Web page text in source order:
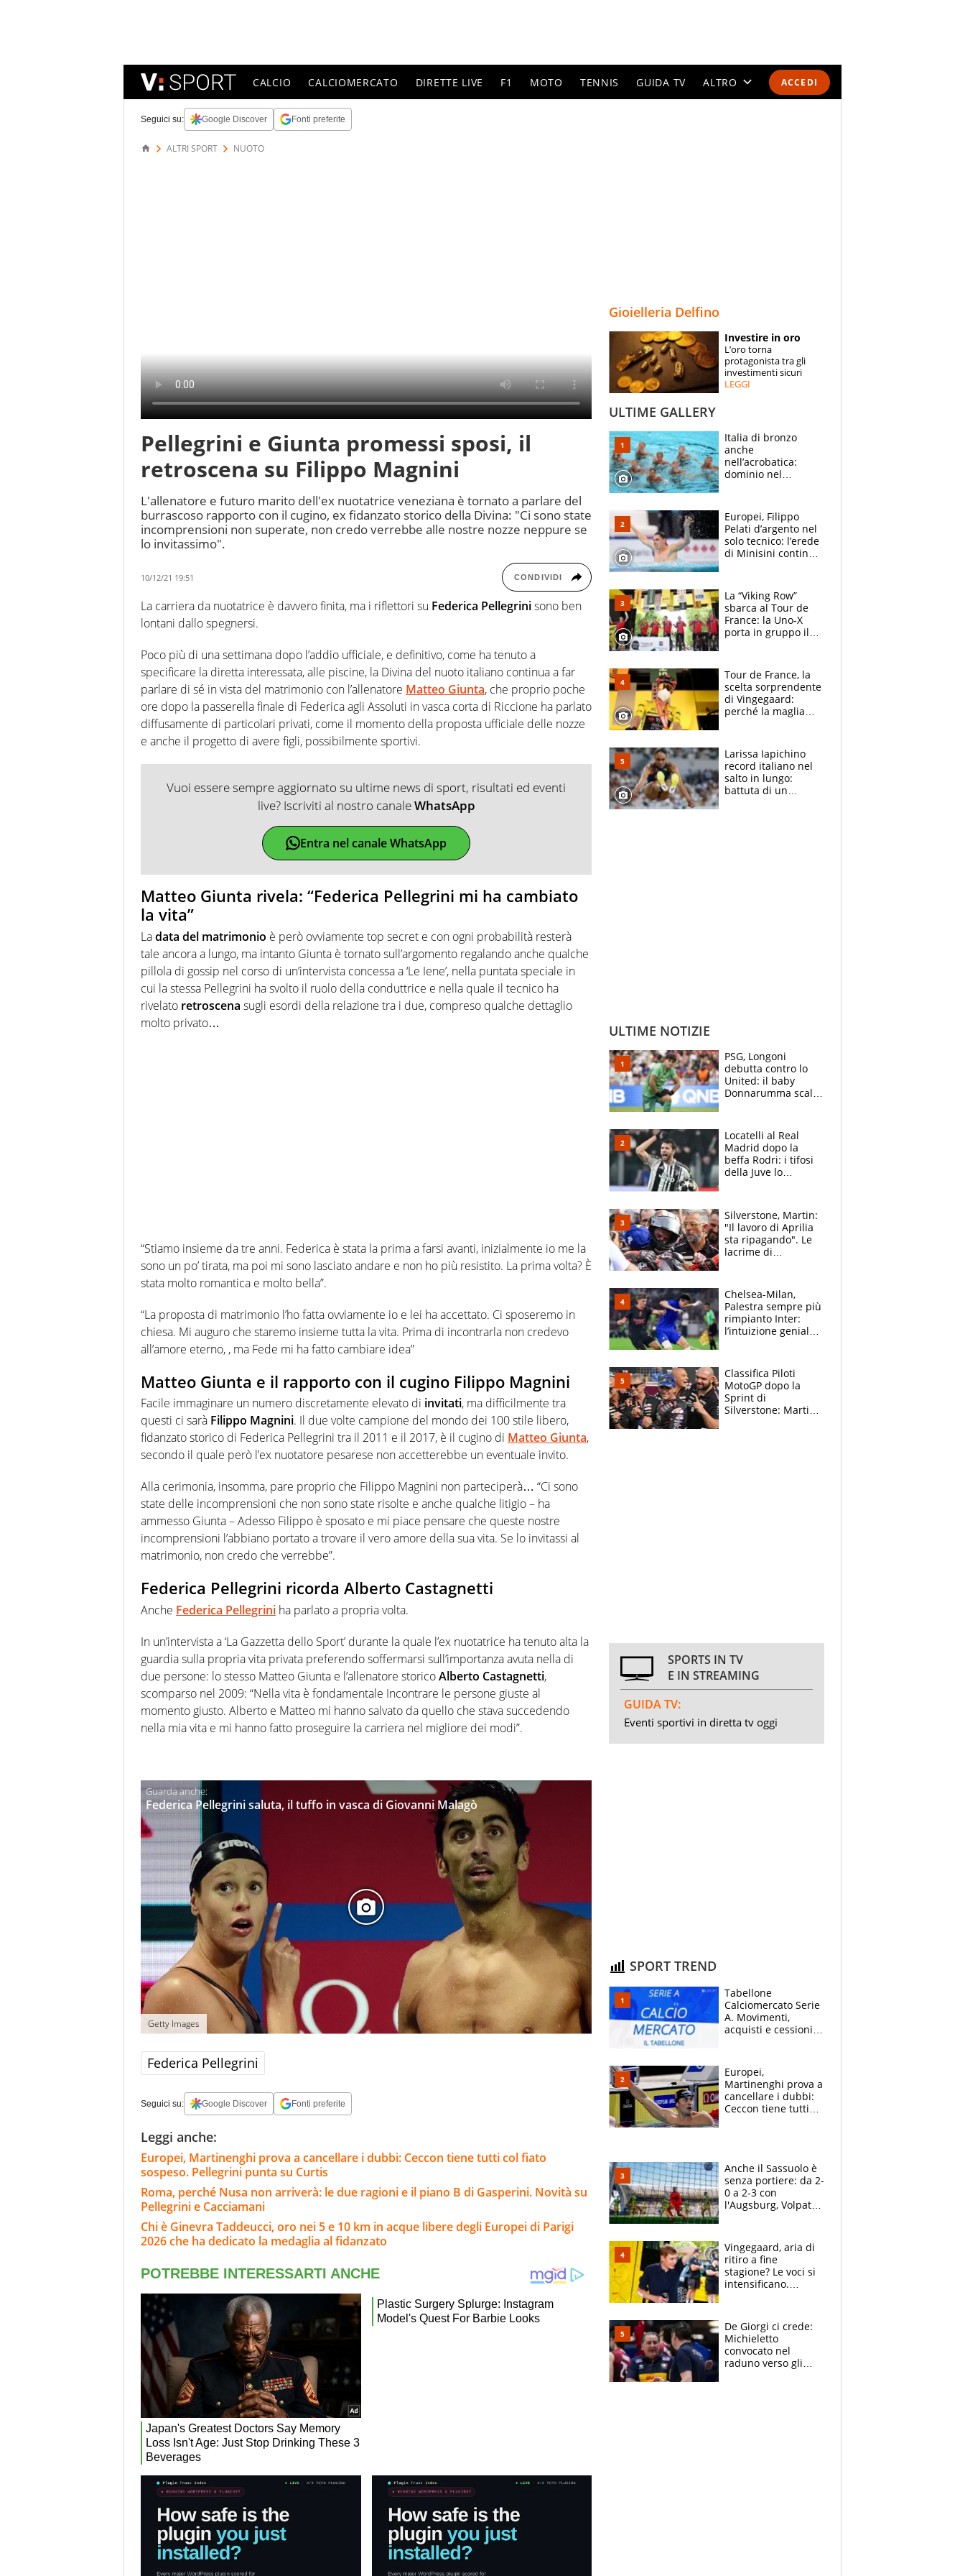
ACCEDI
CALCIO CALCIOMERCATO DIRETTE LIVE F1 MOTO TENNIS GUIDA TV ALTRO
SPECIALI
ESPERTI
Seguici su: Google Discover Fonti preferite
ALTRI SPORT NUOTO
Pellegrini e Giunta promessi sposi, il
retroscena su Filippo Magnini
L'allenatore e futuro marito dell'ex nuotatrice veneziana è tornato a parlare del
burrascoso rapporto con il cugino, ex fidanzato storico della Divina: "Ci sono state
incomprensioni non superate, non credo verrebbe alle nostre nozze neppure se
lo invitassimo".
10/12/21 19:51 CONDIVIDI
La carriera da nuotatrice è davvero finita, ma i riflettori su Federica Pellegrinisono ben
lontani dallo spegnersi.
Poco più di una settimana dopo l’addio ufficiale, e definitivo, come ha tenuto a
specificare la diretta interessata, alle piscine, la Divina del nuoto italiano continua a far
parlare di sé in vista del matrimonio con l’allenatore Matteo Giunta, che proprio poche
ore dopo la passerella finale di Federica agli Assoluti in vasca corta di Riccione ha parlato
diffusamente di particolari privati, come il momento della proposta ufficiale delle nozze
e anche il progetto di avere figli, possibilmente sportivi.
Vuoi essere sempre aggiornato su ultime news di sport, risultati ed eventi
live? Iscriviti al nostro canaleWhatsApp
Entra nel canale WhatsApp
Matteo Giunta rivela: “Federica Pellegrini mi ha cambiato
la vita”
Ladata del matrimonio è però ovviamente top secret e con ogni probabilità resterà
tale ancora a lungo, ma intanto Giunta è tornato sull’argomento regalando anche qualche
pillola di gossip nel corso di un’intervista concessa a ‘Le Iene’, nella puntata speciale in
cui la stessa Pellegrini ha svolto il ruolo della conduttrice e nella quale il tecnico ha
rivelato retroscena sugli esordi della relazione tra i due, compreso qualche dettaglio
molto privato…
“Stiamo insieme da tre anni. Federica è stata la prima a farsi avanti, inizialmente io me la
sono un po’ tirata, ma poi mi sono lasciato andare e non ho più resistito. La prima volta? È
stata molto romantica e molto bella”.
“La proposta di matrimonio l’ho fatta ovviamente io e lei ha accettato. Ci sposeremo in
chiesa. Mi auguro che staremo insieme tutta la vita. Prima di incontrarla non credevo
all’amore eterno, , ma Fede mi ha fatto cambiare idea”
Matteo Giunta e il rapporto con il cugino Filippo Magnini
Facile immaginare un numero discretamente elevato di invitati, ma difficilmente tra
questi ci sarà Filippo Magnini. Il due volte campione del mondo dei 100 stile libero,
fidanzato storico di Federica Pellegrini tra il 2011 e il 2017, è il cugino di Matteo Giunta,
secondo il quale però l’ex nuotatore pesarese non accetterebbe un eventuale invito.
Alla cerimonia, insomma, pare proprio che Filippo Magnini non parteciperà… “Ci sono
state delle incomprensioni che non sono state risolte e anche qualche litigio – ha
ammesso Giunta – Adesso Filippo è sposato e mi piace pensare che queste nostre
incomprensioni l’abbiano portato a trovare il vero amore della sua vita. Se lo invitassi al
matrimonio, non credo che verrebbe”.
Federica Pellegrini ricorda Alberto Castagnetti
Anche Federica Pellegrini ha parlato a propria volta.
In un’intervista a ‘La Gazzetta dello Sport’ durante la quale l’ex nuotatrice ha tenuto alta la
guardia sulla propria vita privata preferendo soffermarsi sull’importanza avuta nella di
due persone: lo stesso Matteo Giunta e l’allenatore storicoAlberto Castagnetti,
scomparso nel 2009: “Nella vita è fondamentale Incontrare le persone giuste al
momento giusto. Alberto e Matteo mi hanno salvato da quello che stava succedendo
nella mia vita e mi hanno fatto proseguire la carriera nel migliore dei modi”.
Federica Pellegrini saluta, il tuffo in vasca di Giovanni Malagò
Getty Images
Federica Pellegrini
Seguici su: Google Discover Fonti preferite
Leggi anche:
Europei, Martinenghi prova a cancellare i dubbi: Ceccon tiene tutti col fiato
sospeso. Pellegrini punta su Curtis
Roma, perché Nusa non arriverà: le due ragioni e il piano B di Gasperini. Novità su
Pellegrini e Cacciamani
Chi è Ginevra Taddeucci, oro nei 5 e 10 km in acque libere degli Europei di Parigi
2026 che ha dedicato la medaglia al fidanzato
Gioielleria Delfino
Investire in oro
L’oro torna
protagonista tra gli
investimenti sicuri
LEGGI
ULTIME GALLERY
Italia di bronzo
anche
nell’acrobatica:
dominio nel
e compagni
continuare
Europei, Filippo
Pelati d’argento nel
solo tecnico: l’erede
di Minisini continua
mirino
La “Viking Row”
sbarca al Tour de
France: la Uno-X
porta in gruppo il
compagni
Tour de France, la
scelta sorprendente
di Vingegaard:
perché la maglia
rischio da evitare
Larissa Iapichino
record italiano nel
salto in lungo:
battuta di un
ULTIME NOTIZIE
PSG, Longoni
debutta contro lo
United: il baby
Donnarumma scalza
Locatelli al Real
Madrid dopo la
beffa Rodri: i tifosi
della Juve lo
Silverstone, Martin:
"Il lavoro di Aprilia
sta ripagando". Le
lacrime di
la gara domani"
Chelsea-Milan,
Palestra sempre più
rimpianto Inter:
l’intuizione geniale
Classifica Piloti
MotoGP dopo la
Sprint di
Silverstone: Martin
SPORTS IN TV
E IN STREAMING
GUIDA TV:
Eventi sportivi in diretta tv oggi
SPORT TREND
Tabellone
Calciomercato Serie
A. Movimenti,
acquisti e cessioni:
Europei,
Martinenghi prova a
cancellare i dubbi:
Ceccon tiene tutti
Anche il Sassuolo è
senza portiere: da 2-
0 a 2-3 con
l'Augsburg, Volpato
Vingegaard, aria di
ritiro a fine
stagione? Le voci si
intensificano.
vuole la Roubaix
De Giorgi ci crede:
Michieletto
convocato nel
raduno verso gli